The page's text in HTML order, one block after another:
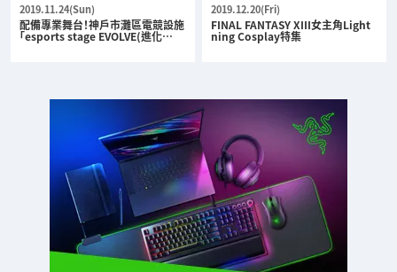
2019.11.24(Sun)
配備專業舞台！神戶市灘區電競設施
「esports stage EVOLVE(進化…
2019.12.20(Fri)
FINAL FANTASY XIII女主角Light
ning Cosplay特集